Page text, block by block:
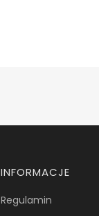
INFORMACJE
Regulamin